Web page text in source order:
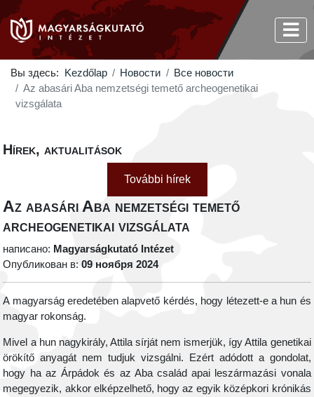
Вы здесь: Kezdőlap Новости
Все новости
Az abasári Aba nemzetségi temető archeogenetikai
vizsgálata
Hírek, aktualitások
További hírek
Az abasári Aba nemzetségi temető
archeogenetikai vizsgálata
написано: Magyarságkutató Intézet
Опубликован в:09 ноября 2024
A magyarság eredetében alapvető kérdés, hogy létezett-e a hun és
magyar rokonság.
Mivel a hun nagykirály, Attila sírját nem ismerjük, így Attila genetikai
örökítő anyagát nem tudjuk vizsgálni. Ezért adódott a gondolat,
hogy ha az Árpádok és az Aba család apai leszármazási vonala
megegyezik, akkor elképzelhető, hogy az egyik középkori krónikás